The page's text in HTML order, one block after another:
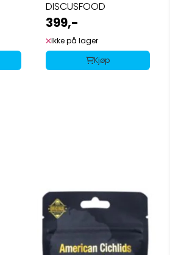
DISCUSFOOD
399,-
Ikke på lager
Kjøp